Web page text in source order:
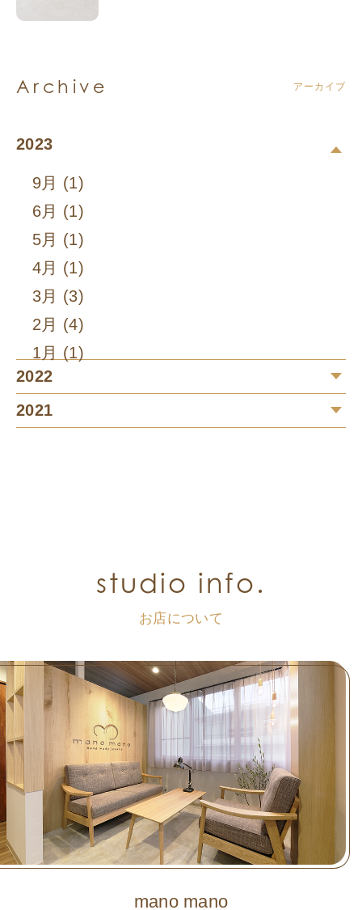
Archive アーカイブ
2023
9月 (1)
6月 (1)
5月 (1)
4月 (1)
3月 (3)
2月 (4)
1月 (1)
2022
2021
studio info.
お店について
mano mano